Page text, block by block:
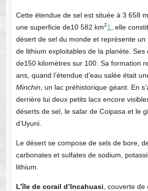
Cette étendue de sel est située à 3 658
une superficie de10 582 km21
, elle
désert de sel du monde et représente un
de lithium exploitables de la planète. Ses
de150 kilomètres sur 100. Sa formation
ans, quand l’étendue d’eau salée était
Minchin , un lac préhistorique géant. En
derrière lui deux petits lacs encore
déserts de sel, le salar de Coipasa et le
d’Uyuni.
Le désert se compose de sels de bore,
carbonates et sulfates de sodium,
lithium.
L’île de corail d’Incahuasi , couverte de